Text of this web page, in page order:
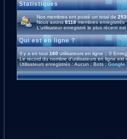
Statistiques
Nos membres ont posté un total de
Nous avons8118membres enregistrés
L'utilisateur enregistré le plus récent est
Qui est en ligne ?
Il y a en tout 160utilisateurs en ligne :: 0
Le record du nombre d'utilisateurs en ligne est
Utilisateurs enregistrés : Aucun ; Bots : Google